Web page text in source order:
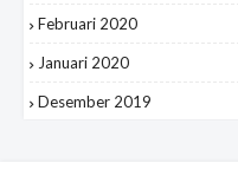
Februari 2020
Januari 2020
Desember 2019